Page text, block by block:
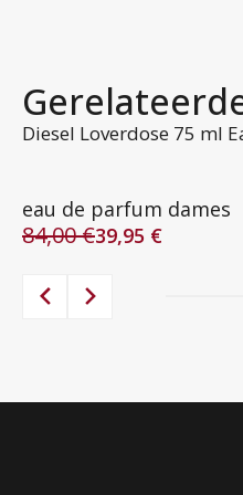
Diesel Loverdose 75 ml
eau de parfum dames
84,00€
Oorspronkelijke
was:
39,95 €
Huidige